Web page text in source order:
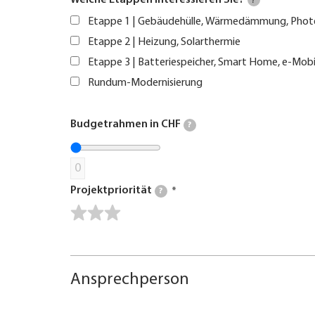
Etappe 1 | Gebäudehülle, Wärmedämmung,
Etappe 2 | Heizung, Solarthermie
Etappe 3 | Batteriespeicher, Smart Home, e-
Rundum-Modernisierung
Budgetrahmen in CHF ?
0
Projektpriorität ?
Ansprechperson